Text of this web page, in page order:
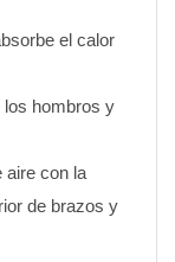
el calor
los hombros y
aire con la
de brazos y